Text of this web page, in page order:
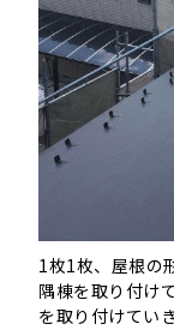
1枚1枚、屋根の
隅棟を取り付け
を取り付けていき